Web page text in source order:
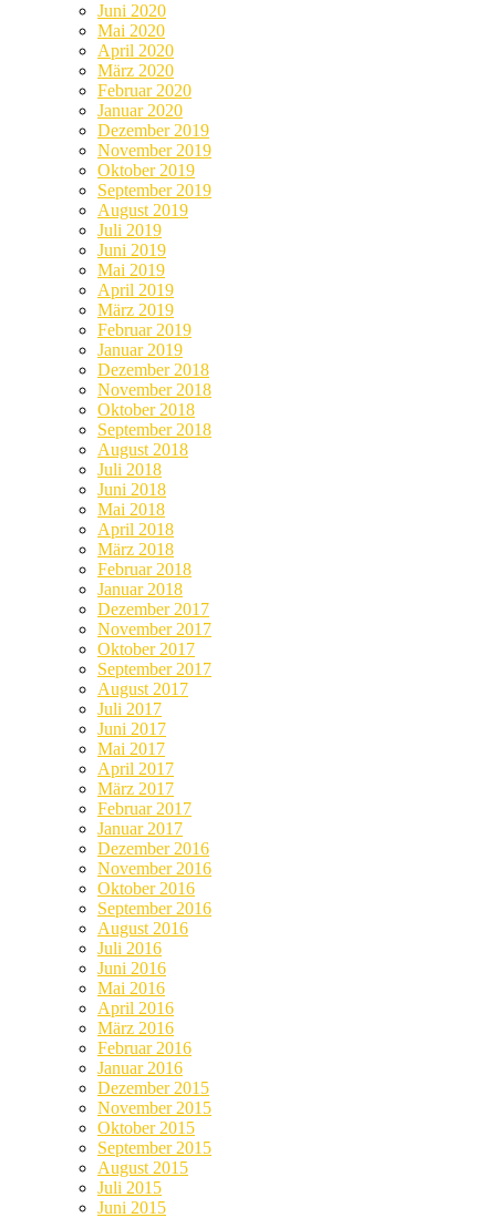
Juni 2020
Mai 2020
April 2020
März 2020
Februar 2020
Januar 2020
Dezember 2019
November 2019
Oktober 2019
September 2019
August 2019
Juli 2019
Juni 2019
Mai 2019
April 2019
März 2019
Februar 2019
Januar 2019
Dezember 2018
November 2018
Oktober 2018
September 2018
August 2018
Juli 2018
Juni 2018
Mai 2018
April 2018
März 2018
Februar 2018
Januar 2018
Dezember 2017
November 2017
Oktober 2017
September 2017
August 2017
Juli 2017
Juni 2017
Mai 2017
April 2017
März 2017
Februar 2017
Januar 2017
Dezember 2016
November 2016
Oktober 2016
September 2016
August 2016
Juli 2016
Juni 2016
Mai 2016
April 2016
März 2016
Februar 2016
Januar 2016
Dezember 2015
November 2015
Oktober 2015
September 2015
August 2015
Juli 2015
Juni 2015